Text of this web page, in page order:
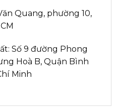
Quang, phường 10,
Số 9 đường Phong
Hoà B, Quận Bình
Minh